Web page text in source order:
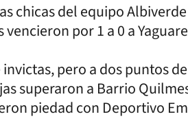
chicas del equipo
por 1 a 0 a
pero a dos puntos
superaron a Barrio
piedad con Deportivo